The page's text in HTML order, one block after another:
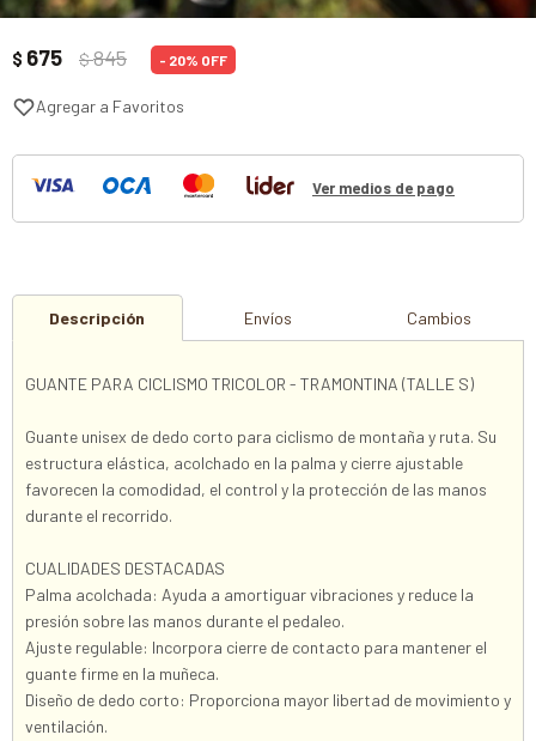
$ 675 $845 20
Ver medios de pago
Descripción Envíos Cambios
GUANTE PARA CICLISMO TRICOLOR - TRAMONTINA (TALLE S)
Guante unisex de dedo corto para ciclismo de montaña y ruta. Su
estructura elástica, acolchado en la palma y cierre ajustable
favorecen la comodidad, el control y la protección de las manos
durante el recorrido.
CUALIDADES DESTACADAS
Palma acolchada: Ayuda a amortiguar vibraciones y reduce la
presión sobre las manos durante el pedaleo.
Ajuste regulable: Incorpora cierre de contacto para mantener el
guante firme en la muñeca.
Diseño de dedo corto: Proporciona mayor libertad de movimiento y
ventilación.